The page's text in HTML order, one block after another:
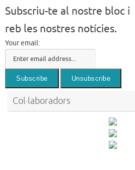
Subscriu-te al nostre bloc i
reb les nostres notícies.
Your email:
Col·laboradors